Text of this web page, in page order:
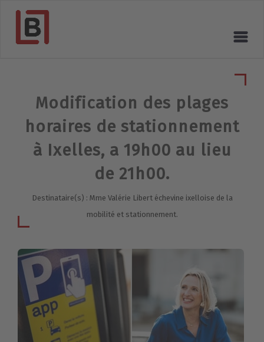
Modification des plages
horaires de stationnement
à Ixelles, a 19h00 au lieu
de 21h00.
Destinataire(s) : Mme Valérie Libert échevine ixelloise de la
mobilité et stationnement.